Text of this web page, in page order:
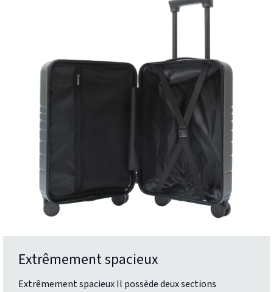
Extrêmement spacieux
Extrêmement spacieux Il possède deux sections